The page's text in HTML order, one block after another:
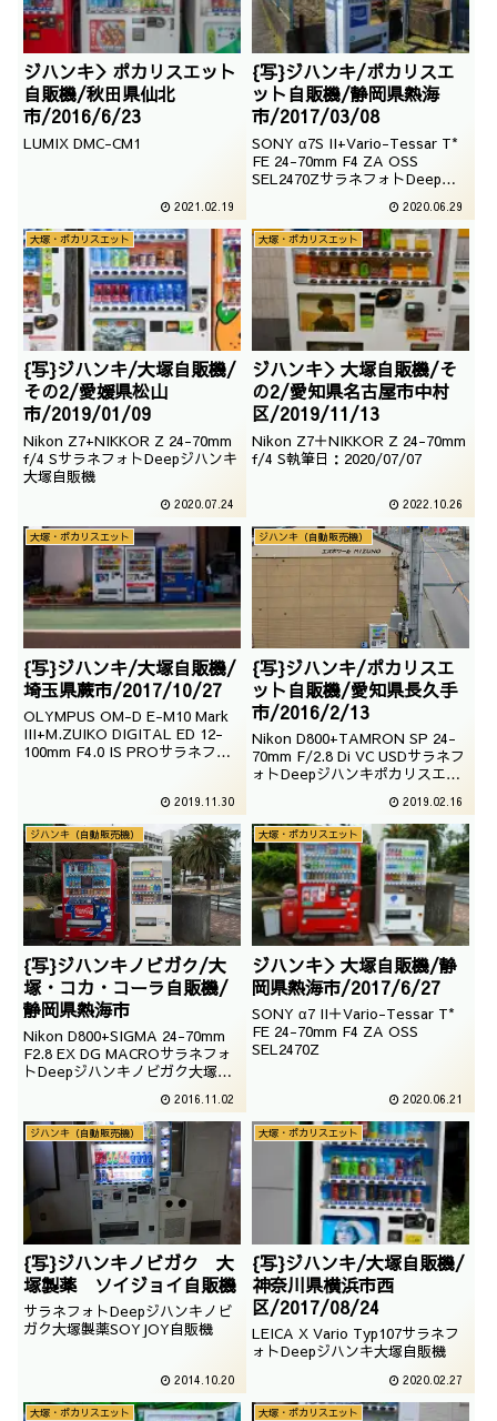
ジハンキ＞ポカリスエット
自販機/秋田県仙北
市/2016/6/23
LUMIX DMC-CM1
2021.02.19
{写}ジハンキ/ポカリスエ
ット自販機/静岡県熱海
市/2017/03/08
SONY α7S II+Vario-Tessar T*
FE 24-70mm F4 ZA OSS
SEL2470ZサラネフォトDeepジ
2020.06.29
大塚・ポカリスエット
{写}ジハンキ/大塚自販機/
その2/愛媛県松山
市/2019/01/09
Nikon Z7+NIKKOR Z 24-70mm
f/4 SサラネフォトDeepジハンキ
大塚自販機
2020.07.24
大塚・ポカリスエット
ジハンキ＞大塚自販機/そ
の2/愛知県名古屋市中村
区/2019/11/13
Nikon Z7＋NIKKOR Z 24-70mm
f/4 S執筆日：2020/07/07
2022.10.26
大塚・ポカリスエット
{写}ジハンキ/大塚自販機/
埼玉県蕨市/2017/10/27
OLYMPUS OM-D E-M10 Mark
III+M.ZUIKO DIGITAL ED 12-
100mm F4.0 IS PROサラネフォ
2019.11.30
ジハンキ（自動販売機）
{写}ジハンキ/ポカリスエ
ット自販機/愛知県長久手
市/2016/2/13
Nikon D800+TAMRON SP 24-
70mm F/2.8 Di VC USDサラネフ
ォトDeepジハンキポカリスエッ
2019.02.16
ジハンキ（自動販売機）
{写}ジハンキノビガク/大
塚・コカ・コーラ自販機/
静岡県熱海市
Nikon D800+SIGMA 24-70mm
F2.8 EX DG MACROサラネフォ
トDeepジハンキノビガク大塚・
2016.11.02
大塚・ポカリスエット
ジハンキ＞大塚自販機/静
岡県熱海市/2017/6/27
SONY α7 II＋Vario-Tessar T*
FE 24-70mm F4 ZA OSS
SEL2470Z
2020.06.21
ジハンキ（自動販売機）
{写}ジハンキノビガク 大
塚製薬 ソイジョイ自販機
サラネフォトDeepジハンキノビ
ガク大塚製薬SOYJOY自販機
2014.10.20
大塚・ポカリスエット
{写}ジハンキ/大塚自販機/
神奈川県横浜市西
区/2017/08/24
LEICA X Vario Typ107サラネフ
ォトDeepジハンキ大塚自販機
2020.02.27
大塚・ポカリスエット 大塚・ポカリスエット